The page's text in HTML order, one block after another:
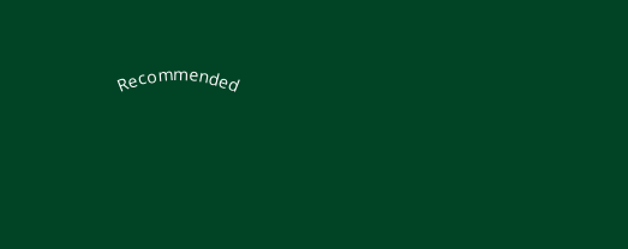
Recommended